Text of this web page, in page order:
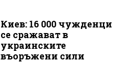
Киев: 16 000 чужденци
се сражават в
украинските
въоръжени сили